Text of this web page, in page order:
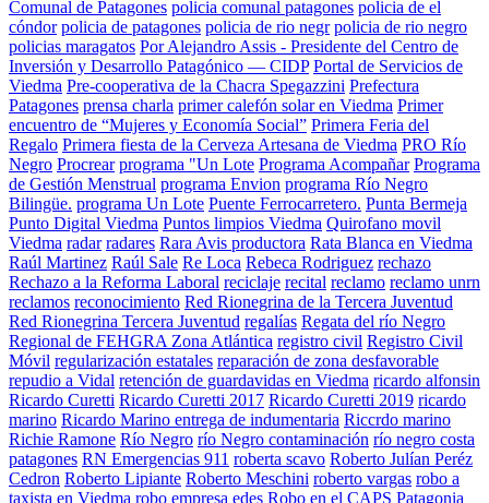
Comunal de Patagones policia comunal patagones policia de el
cóndor policia de patagones policia de rio negr policia de rio negro
policias maragatos Por Alejandro Assis - Presidente del Centro de
Inversión y Desarrollo Patagónico — CIDP Portal de Servicios de
Viedma Pre-cooperativa de la Chacra Spegazzini Prefectura
Patagones prensa charla primer calefón solar en Viedma Primer
encuentro de “Mujeres y Economía Social” Primera Feria del
Regalo Primera fiesta de la Cerveza Artesana de Viedma PRO Río
Negro Procrear programa "Un Lote Programa Acompañar Programa
de Gestión Menstrual programa Envion programa Río Negro
Bilingüe. programa Un Lote Puente Ferrocarretero. Punta Bermeja
Punto Digital Viedma Puntos limpios Viedma Quirofano movil
Viedma radar radares Rara Avis productora Rata Blanca en Viedma
Raúl Martinez Raúl Sale Re Loca Rebeca Rodriguez rechazo
Rechazo a la Reforma Laboral reciclaje recital reclamo reclamo unrn
reclamos reconocimiento Red Rionegrina de la Tercera Juventud
Red Rionegrina Tercera Juventud regalías Regata del río Negro
Regional de FEHGRA Zona Atlántica registro civil Registro Civil
Móvil regularización estatales reparación de zona desfavorable
repudio a Vidal retención de guardavidas en Viedma ricardo alfonsin
Ricardo Curetti Ricardo Curetti 2017 Ricardo Curetti 2019 ricardo
marino Ricardo Marino entrega de indumentaria Riccrdo marino
Richie Ramone Río Negro río Negro contaminación río negro costa
patagones RN Emergencias 911 roberta scavo Roberto Julían Peréz
Cedron Roberto Lipiante Roberto Meschini roberto vargas robo a
taxista en Viedma robo empresa edes Robo en el CAPS Patagonia